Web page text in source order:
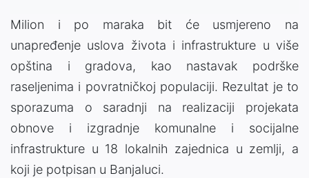
Milion i po maraka bit će usmjereno na
unapređenje uslova života i infrastrukture u više
opština i gradova, kao nastavak podrške
raseljenima i povratničkoj populaciji. Rezultat je to
sporazuma o saradnji na realizaciji projekata
obnove i izgradnje komunalne i socijalne
infrastrukture u 18 lokalnih zajednica u zemlji, a
koji je potpisan u Banjaluci.